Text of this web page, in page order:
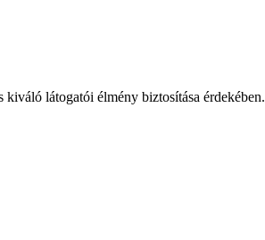
látogatói élmény biztosítása érdekében.